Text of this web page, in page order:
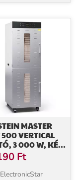
W, LED, 10-30 °C,
MASTER
500 VERTICAL
3 000 W, KÉT
30 - 90 °C
Ft
ElectronicStar